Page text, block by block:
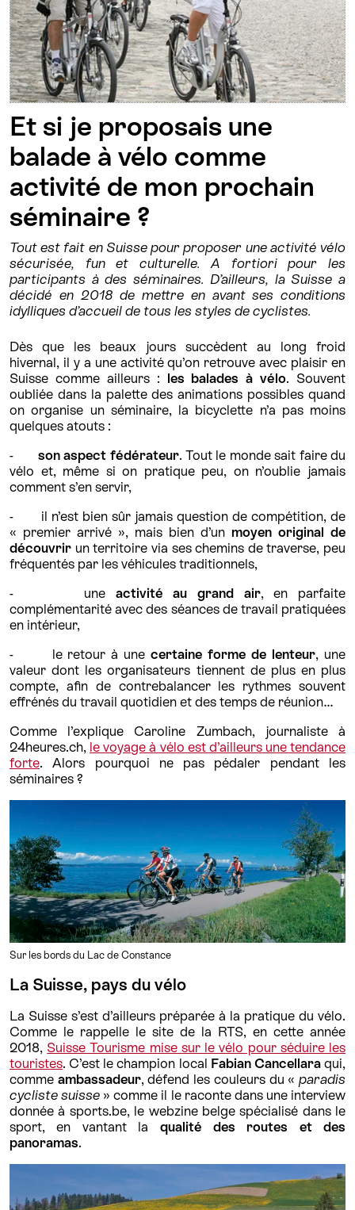
Et si je proposais une
balade à vélo comme
activité de mon prochain
séminaire ?
Tout est fait en Suisse pour proposer une activité vélo
sécurisée, fun et culturelle. A fortiori pour les
participants à des séminaires. D’ailleurs, la Suisse a
décidé en 2018 de mettre en avant ses conditions
idylliques d’accueil de tous les styles de cyclistes.
Dès que les beaux jours succèdent au long froid
hivernal, il y a une activité qu’on retrouve avec plaisir en
Suisse comme ailleurs : les balades à vélo. Souvent
oubliée dans la palette des animations possibles quand
on organise un séminaire, la bicyclette n’a pas moins
quelques atouts :
- son aspect fédérateur. Tout le monde sait faire du
vélo et, même si on pratique peu, on n’oublie jamais
comment s’en servir,
- il n’est bien sûr jamais question de compétition, de
« premier arrivé », mais bien d’un moyen original de
découvrir un territoire via ses chemins de traverse, peu
fréquentés par les véhicules traditionnels,
- une activité au grand air, en parfaite
complémentarité avec des séances de travail pratiquées
en intérieur,
- le retour à unecertaine forme de lenteur, une
valeur dont les organisateurs tiennent de plus en plus
compte, afin de contrebalancer les rythmes souvent
effrénés du travail quotidien et des temps de réunion…
Comme l’explique Caroline Zumbach, journaliste à
24heures.ch, le voyage à vélo est d’ailleurs une tendance
forte. Alors pourquoi ne pas pédaler pendant les
séminaires ?
Sur les bords du Lac de Constance
La Suisse, pays du vélo
La Suisse s’est d’ailleurs préparée à la pratique du vélo.
Comme le rappelle le site de la RTS, en cette année
2018, Suisse Tourisme mise sur le vélo pour séduire les
touristes. C’est le champion local Fabian Cancellaraqui,
comme ambassadeur, défend les couleurs du «paradis
cycliste suisse » comme il le raconte dans une interview
donnée à sports.be, le webzine belge spécialisé dans le
sport, en vantant la qualité des routes et des
panoramas.